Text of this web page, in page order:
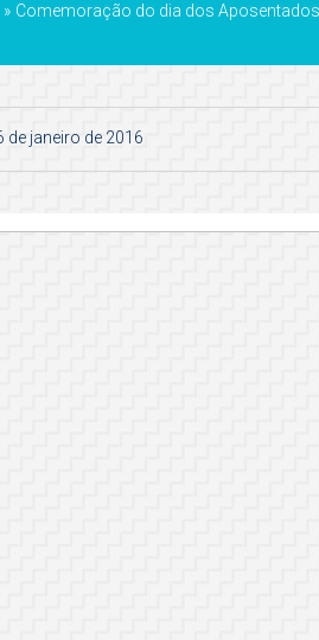
» Comemoração do dia dos
de janeiro de 2016